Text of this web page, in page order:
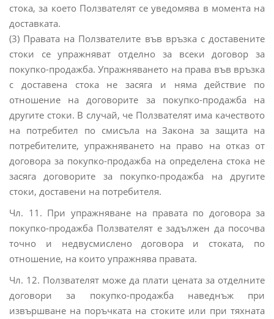
стока, за което Ползвателят се уведомява в момента на
доставката.
(3) Правата на Ползвателите във връзка с доставените
стоки се упражняват отделно за всеки договор за
покупко-продажба. Упражняването на права във връзка
с доставена стока не засяга и няма действие по
отношение на договорите за покупко-продажба на
другите стоки. В случай, че Ползвателят има качеството
на потребител по смисъла на Закона за защита на
потребителите, упражняването на право на отказ от
договора за покупко-продажба на определена стока не
засяга договорите за покупко-продажба на другите
стоки, доставени на потребителя.
Чл. 11. При упражняване на правата по договора за
покупко-продажба Ползвателят е задължен да посочва
точно и недвусмислено договора и стоката, по
отношение, на които упражнява правата.
Чл. 12. Ползвателят може да плати цената за отделните
договори за покупко-продажба наведнъж при
извършване на поръчката на стоките или при тяхната